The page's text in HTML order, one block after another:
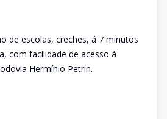
de escolas, creches, á 7 minutos
com facilidade de acesso á
Hermínio Petrin.